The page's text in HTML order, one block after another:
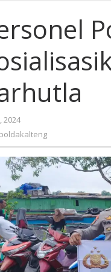
2024
poldakalteng
poldakalteng